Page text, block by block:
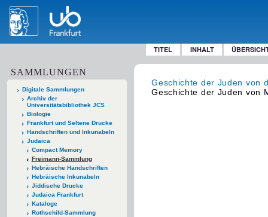
TITEL INHALT
SAMMLUNGEN
Digitale Sammlungen
Archiv der
Universitätsbibliothek JCS
Biologie
Frankfurt und Seltene Drucke
Handschriften und Inkunabeln
Judaica
Compact Memory
Freimann-Sammlung
Hebräische Handschriften
Hebräische Inkunabeln
Jiddische Drucke
Judaica Frankfurt
Kataloge
Rothschild-Sammlung
Geschichte der Juden von
Geschichte der Juden von